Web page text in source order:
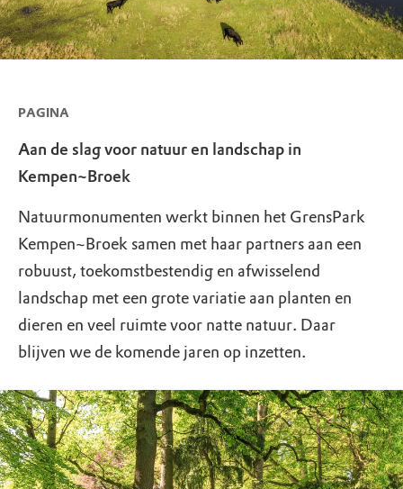
PAGINA
Aan de slag voor natuur en landschap in
Kempen~Broek
Natuurmonumenten werkt binnen het GrensPark
Kempen~Broek samen met haar partners aan een
robuust, toekomstbestendig en afwisselend
landschap met een grote variatie aan planten en
dieren en veel ruimte voor natte natuur. Daar
blijven we de komende jaren op inzetten.